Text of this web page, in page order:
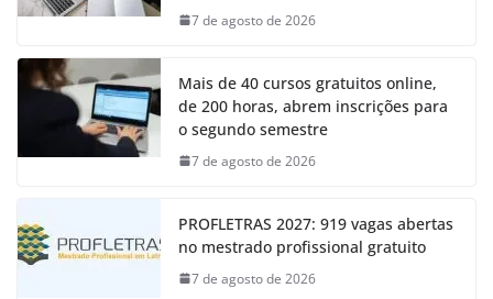
7 de agosto de 2026
Mais de 40 cursos gratuitos online,
de 200 horas, abrem inscrições para
o segundo semestre
7 de agosto de 2026
PROFLETRAS 2027: 919 vagas abertas
no mestrado profissional gratuito
7 de agosto de 2026